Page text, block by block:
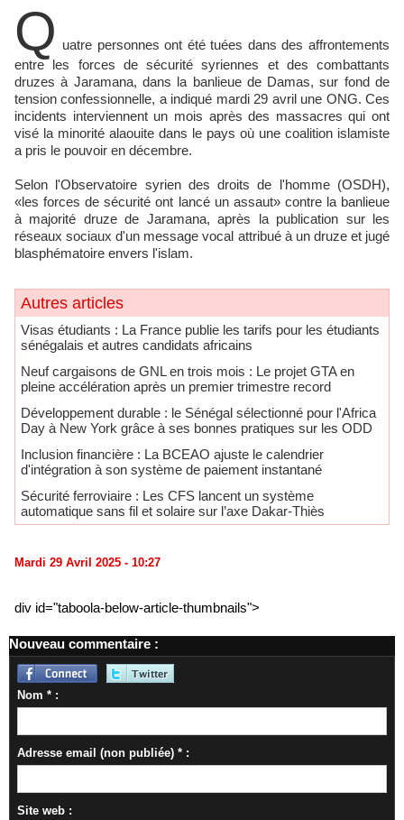
Q uatre personnes ont été tuées dans des affrontements
entre les forces de sécurité syriennes et des combattants
druzes à Jaramana, dans la banlieue de Damas, sur fond de
tension confessionnelle, a indiqué mardi 29 avril une ONG. Ces
incidents interviennent un mois après des massacres qui ont
visé la minorité alaouite dans le pays où une coalition islamiste
a pris le pouvoir en décembre.
Selon l'Observatoire syrien des droits de l'homme (OSDH),
«les forces de sécurité ont lancé un assaut» contre la banlieue
à majorité druze de Jaramana, après la publication sur les
réseaux sociaux d'un message vocal attribué à un druze et jugé
blasphématoire envers l'islam.
Autres articles
​Visas étudiants : La France publie les tarifs pour les étudiants
sénégalais et autres candidats africains
Neuf cargaisons de GNL en trois mois : Le projet GTA en
pleine accélération après un premier trimestre record
Développement durable : le Sénégal sélectionné pour l'Africa
Day à New York grâce à ses bonnes pratiques sur les ODD
​Inclusion financière : La BCEAO ajuste le calendrier
d'intégration à son système de paiement instantané
Sécurité ferroviaire : Les CFS lancent un système
automatique sans fil et solaire sur l’axe Dakar-Thiès
Mardi 29 Avril 2025 - 10:27
div id="taboola-below-article-thumbnails">
Nouveau commentaire :
Nom * :
Adresse email (non publiée) * :
Site web :